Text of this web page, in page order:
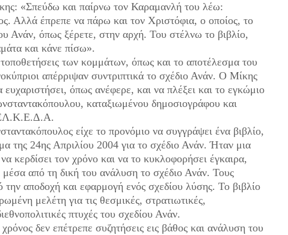
«Σπεύδω και παίρνω τον Καραμανλή του λέω:
Αλλά έπρεπε να πάρω και τον Χριστόφια, ο οποίος, το
Ανάν, όπως ξέρετε, στην αρχή. Του στέλνω το βιβλίο,
και κάνε πίσω».
των κομμάτων, όπως και το αποτέλεσμα του
απέρριψαν συντριπτικά το σχέδιο Ανάν. Ο Μίκης
όπως ανέφερε, και να πλέξει και το εγκώμιο
καταξιωμένου δημοσιογράφου και
ΕΛ.Κ.Ε.Δ.Α.
είχε το προνόμιο να συγγράψει ένα βιβλίο,
της 24ης Απριλίου 2004 για το σχέδιο Ανάν. Ήταν μια
κερδίσει τον χρόνο και να το κυκλοφορήσει έγκαιρα,
από τη δική του ανάλυση το σχέδιο Ανάν. Τους
την αποδοχή και εφαρμογή ενός σχεδίου λύσης. Το βιβλίο
μελέτη για τις θεσμικές, στρατιωτικές,
πτυχές του σχεδίου Ανάν.
δεν επέτρεπε συζητήσεις εις βάθος και ανάλυση του